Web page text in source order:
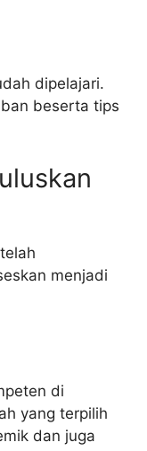
dipelajari.
beserta tips
menjadi
di
yang terpilih
dan juga